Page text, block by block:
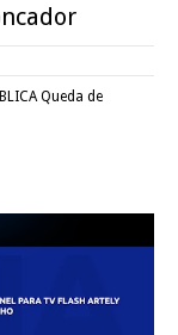
Queda de